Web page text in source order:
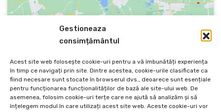
Gestioneaza
consimțământul
Acest site web folosește cookie-uri pentru a vă îmbunătăți experiența
în timp ce navigați prin site. Dintre acestea, cookie-urile clasificate ca
fiind necesare sunt stocate în browserul dvs., deoarece sunt esențiale
pentru funcționarea funcționalităților de bază ale site-ului web. De
asemenea, folosim cookie-uri terțe care ne ajută să analizăm și să
înțelegem modul în care utilizați acest site web. Aceste cookie-uri vor
PREVIOUS
Job Seekers From
Overcoming Failure
NEXT
Winter Fest